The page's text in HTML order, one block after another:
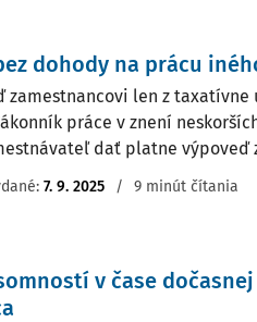
dohody na prácu
len z taxatívne
práce v znení
dať platne
7. 9. 2025 / 9 minút čítania
v čase